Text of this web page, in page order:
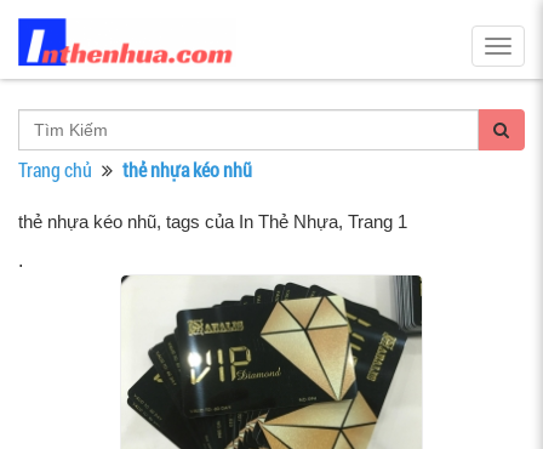
Trang chủ thẻ nhựa kéo nhũ
thẻ nhựa kéo nhũ, tags của In Thẻ Nhựa, Trang 1
.